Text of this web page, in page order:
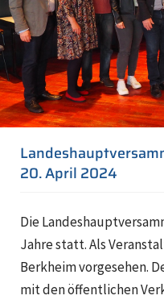
20. April 2024
Die
Jahre statt. Als
Berkheim vorgesehen.
mit den öffentlichen